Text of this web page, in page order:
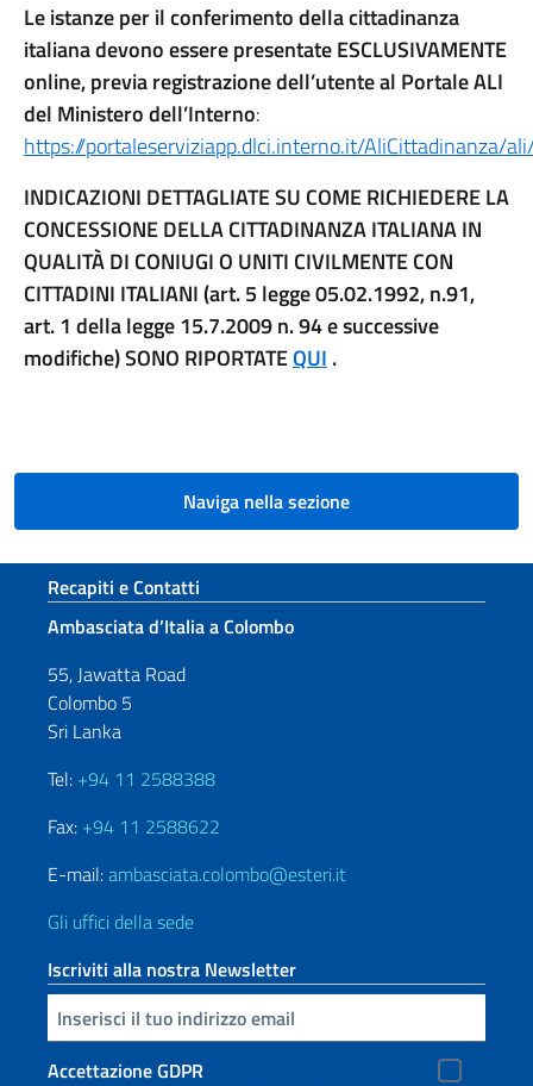
Le istanze per il conferimento della cittadinanza
italiana devono essere presentate ESCLUSIVAMENTE
online, previa registrazione dell’utente al Portale ALI
del Ministero dell’Interno:
https://portaleserviziapp.dlci.interno.it/AliCittadinanza/
INDICAZIONI DETTAGLIATE SU COME RICHIEDERE LA
CONCESSIONE DELLA CITTADINANZA ITALIANA IN
QUALITÀ DI CONIUGI O UNITI CIVILMENTE CON
CITTADINI ITALIANI (art. 5 legge 05.02.1992, n.91,
art. 1 della legge 15.7.2009 n. 94 e successive
modifiche) SONO RIPORTATEQUI .
Naviga nella sezione
Sezione footer
Recapiti e Contatti
Ambasciata d’Italia a Colombo
55, Jawatta Road
Colombo 5
Sri Lanka
Tel: +94 11 2588388
Fax: +94 11 2588622
E-mail:ambasciata.colombo@esteri.it
Gli uffici della sede
Iscriviti alla nostra Newsletter
Inserisci la tua email
Accettazione GDPR